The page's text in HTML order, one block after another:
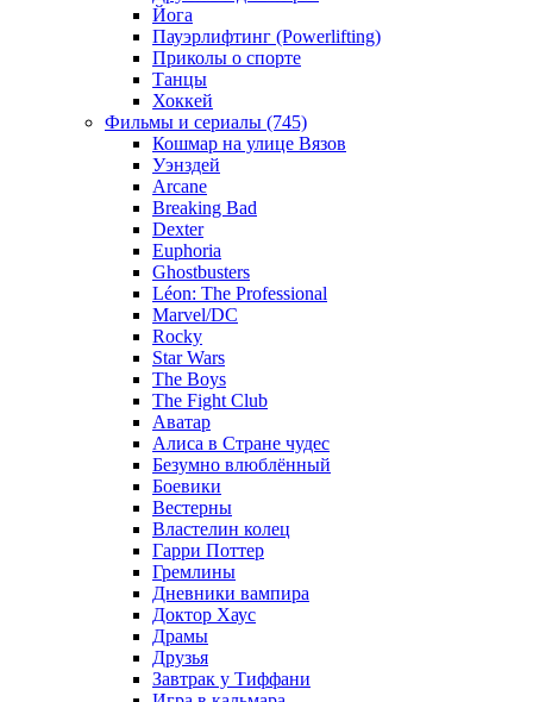
Йога
Пауэрлифтинг (Powerlifting)
Приколы о спорте
Танцы
Хоккей
Фильмы и сериалы (745)
Кошмар на улице Вязов
Уэнздей
Arcane
Breaking Bad
Dexter
Euphoria
Ghostbusters
Léon: The Professional
Marvel/DC
Rocky
Star Wars
The Boys
The Fight Club
Аватар
Алиса в Стране чудес
Безумно влюблённый
Боевики
Вестерны
Властелин колец
Гарри Поттер
Гремлины
Дневники вампира
Доктор Хаус
Драмы
Друзья
Завтрак у Тиффани